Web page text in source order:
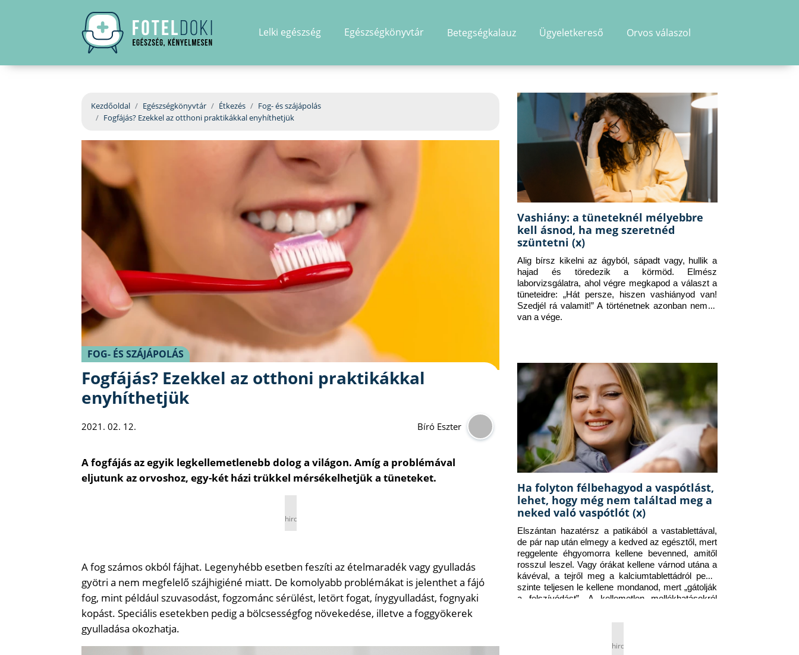
Lelki egészség Egészségkönyvtár Betegségkalauz Ügyeletkereső Orvos válaszol
Kezdőoldal Egészségkönyvtár Étkezés
Fog- és szájápolás
Fogfájás? Ezekkel az otthoni praktikákkal enyhíthetjük
FOG- ÉS SZÁJÁPOLÁS
Fogfájás? Ezekkel az otthoni praktikákkal
enyhíthetjük
2021. 02. 12. Bíró Eszter
A fogfájás az egyik legkellemetlenebb dolog a világon. Amíg a problémával
eljutunk az orvoshoz, egy-két házi trükkel mérsékelhetjük a tüneteket.
hirdetés
A fog számos okból fájhat. Legenyhébb esetben feszíti az ételmaradék vagy gyulladás
gyötri a nem megfelelő szájhigiéné miatt. De komolyabb problémákat is jelenthet a fájó
fog, mint például szuvasodást, fogzománc sérülést, letört fogat, ínygyulladást, fognyaki
kopást. Speciális esetekben pedig a bölcsességfog növekedése, illetve a foggyökerek
gyulladása okozhatja.
Vashiány: a tüneteknél mélyebbre
kell ásnod, ha meg szeretnéd
szüntetni (x)
Alig bírsz kikelni az ágyból, sápadt vagy, hullik a
hajad és töredezik a körmöd. Elmész
laborvizsgálatra, ahol végre megkapod a választ a
tüneteidre: „Hát persze, hiszen vashiányod van!
Szedjél rá valamit!” A történetnek azonban nem itt
van a vége.
Ha folyton félbehagyod a vaspótlást,
lehet, hogy még nem találtad meg a
neked való vaspótlót (x)
Elszántan hazatérsz a patikából a vastablettával,
de pár nap után elmegy a kedved az egésztől, mert
reggelente éhgyomorra kellene bevenned, amitől
rosszul leszel. Vagy órákat kellene várnod utána a
kávéval, a tejről meg a kalciumtablettádról pedig
szinte teljesen le kellene mondanod, mert „gátolják
a felszívódást”. A kellemetlen mellékhatásokról
hirdetés